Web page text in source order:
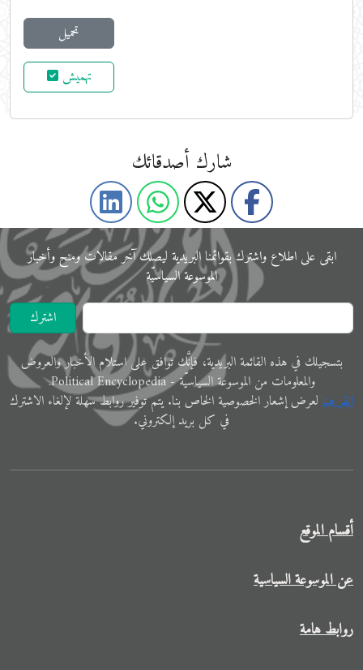
تحميل
تهميش
شارك أصدقائك
ابقى على اﻃﻼع واشترك بقوائمنا البريدية ليصلك آخر مقالات ومنح وأخبار
الموسوعة اﻟﺴﻴﺎﺳﻴّﺔ
اشترك
ﺑﺘﺴﺠﻴﻠﻚ في ﻫﺬﻩ اﻟﻘﺎﺋﻤﺔ البريدية، فإنَّك ﺗﻮاﻓﻖ ﻋﻠﻰ اﺳﺘﻼم اﻷﺧﺒﺎر واﻟﻌﺮوض
والمعلوﻣﺎت ﻣﻦ الموسوعة اﻟﺴﻴﺎﺳﻴّﺔ - Political Encyclopedia.
اﻧﻘﺮ ﻫﻨﺎ ﻟﻌﺮض إﺷﻌﺎر الخصوصية الخاص ﺑﻨﺎ. ﻳﺘﻢ ﺗﻮفير رواﺑﻂ ﺳﻬﻠﺔ لإﻟﻐﺎء الاشترك
في ﻛﻞ ﺑﺮﻳﺪ إلكتروني.
أقسام الموقع
عن الموسوعة السياسية
روابط هامة